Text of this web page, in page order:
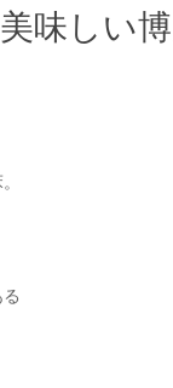
味しい